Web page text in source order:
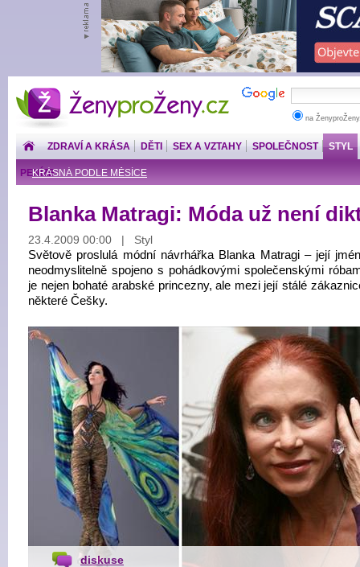
ŽenyproŽeny.cz
na
ZDRAVÍ A KRÁSA DĚTI SEX A VZTAHY SPOLEČNOST STYL
KRÁSNÁ PODLE MĚSÍCE
PENÍZE
Blanka Matragi: Móda už není
23.4.2009 00:00 | Styl
Světově proslulá módní návrhářka Blanka Matragi – její
neodmyslitelně spojeno s pohádkovými společenskými
je nejen bohaté arabské princezny, ale mezi její stálé
některé Češky.
diskuse